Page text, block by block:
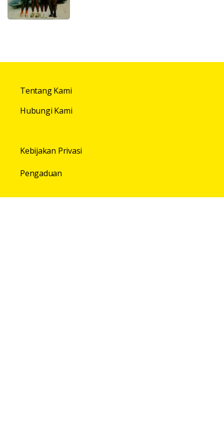
Tentang Kami
Hubungi Kami
Kebijakan Privasi
Pengaduan